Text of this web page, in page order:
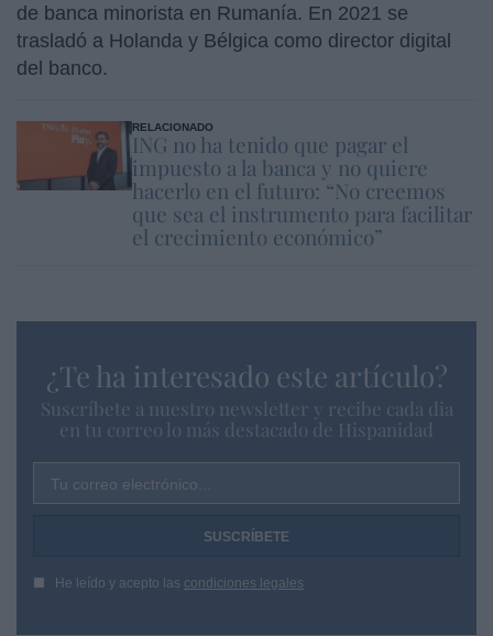
de banca minorista en Rumanía. En 2021 se
trasladó a Holanda y Bélgica como director digital
del banco.
RELACIONADO
ING no ha tenido que pagar el
impuesto a la banca y no quiere
hacerlo en el futuro: “No creemos
que sea el instrumento para facilitar
el crecimiento económico”
¿Te ha interesado este artículo?
Suscríbete a nuestro newsletter y recibe cada dia
en tu correo lo más destacado de Hispanidad
Tu correo electrónico...
He leído y acepto las condiciones legales